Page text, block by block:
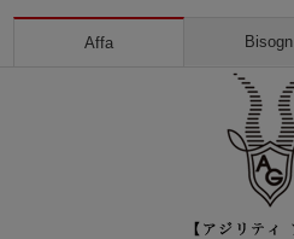
Affa Bisogn